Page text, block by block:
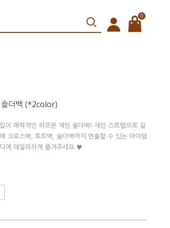
0
숄더백 (*2color)
이 매력적인 하프문 체인 숄더백! 체인 스트랩으로 길
크로스백, 토트백, 숄더백까지 연출할 수 있는 아이템
에 데일리하게 즐겨주세요 ♥